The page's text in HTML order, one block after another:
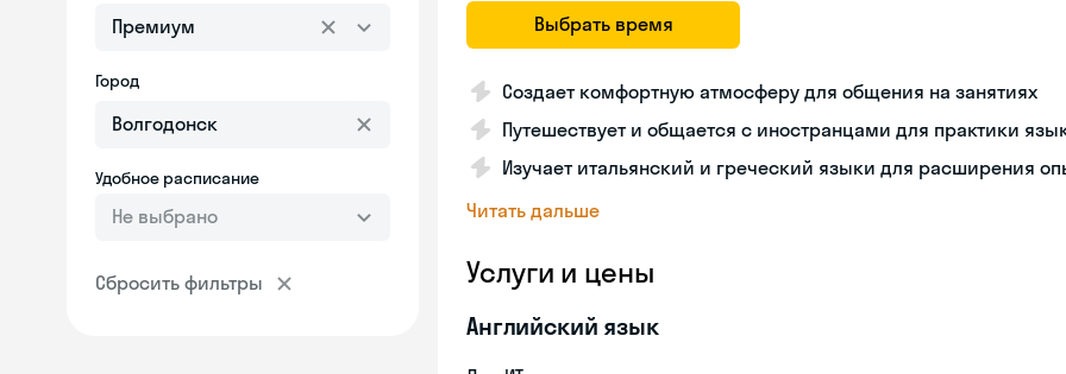
Премиум
Город
Удобное расписание
Не выбрано
Сбросить фильтры
Выбрать время
Создает комфортную атмосферу для общения на занятиях
Путешествует и общается с иностранцами для практики
Изучает итальянский и греческий языки для расширения
Читать дальше
Услуги и цены
Английский язык